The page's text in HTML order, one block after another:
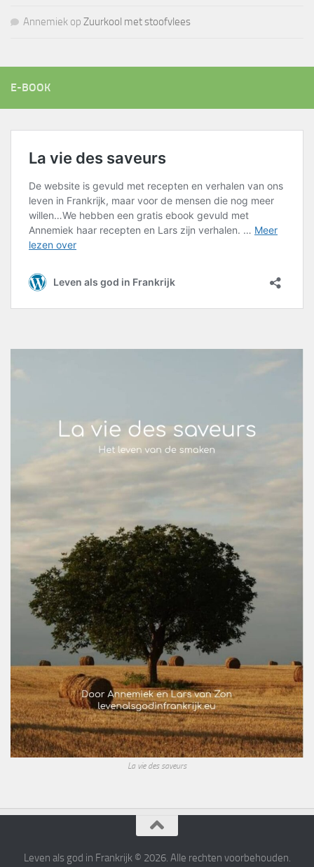
Annemiek op Zuurkool met stoofvlees
E-BOOK
La vie des saveurs
Leven als god in Frankrijk © 2026. Alle rechten voorbehouden.